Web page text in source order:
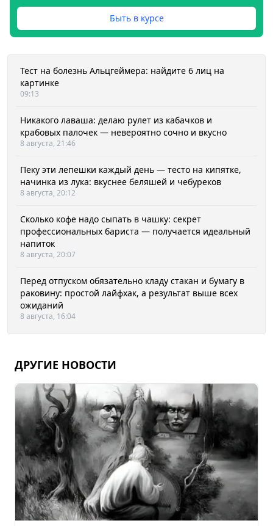
Быть в курсе
Тест на болезнь Альцгеймера: найдите 6 лиц на
картинке
09:13
Никакого лаваша: делаю рулет из кабачков и
крабовых палочек — невероятно сочно и вкусно
8 августа, 21:46
Пеку эти лепешки каждый день — тесто на кипятке,
начинка из лука: вкуснее беляшей и чебуреков
8 августа, 20:12
Сколько кофе надо сыпать в чашку: секрет
профессиональных бариста — получается идеальный
напиток
8 августа, 20:07
Перед отпуском обязательно кладу стакан и бумагу в
раковину: простой лайфхак, а результат выше всех
ожиданий
8 августа, 16:04
ДРУГИЕ НОВОСТИ